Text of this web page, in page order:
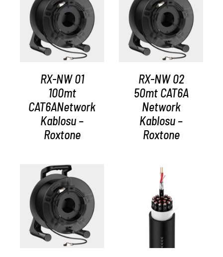
AYRINTILAR
RX-NW 01
100mt
CAT6ANetwork
Kablosu –
Roxtone
AYRINTILAR
RX-NW 02
50mt CAT6A
Network
Kablosu –
Roxtone
AYRINTILAR AYRINTILAR